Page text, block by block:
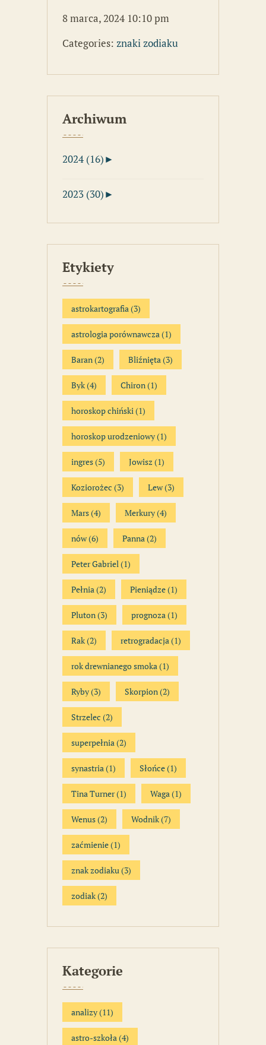
8 marca, 2024 10:10 pm
Categories: znaki zodiaku
Archiwum
►
2024 (16)
►
2023 (30)
Etykiety
astrokartografia(3)
astrologia porównawcza(1)
Baran(2) Bliźnięta(3)
Byk(4) Chiron(1)
horoskop chiński(1)
horoskop urodzeniowy(1)
ingres(5) Jowisz (1)
Koziorożec (3) Lew(3)
Mars(4) Merkury(4)
nów(6) Panna(2)
Peter Gabriel(1)
Pełnia(2) Pieniądze(1)
Pluton(3) prognoza(1)
Rak(2) retrogradacja(1)
rok drewnianego smoka(1)
Ryby(3) Skorpion(2)
Strzelec (2)
superpełnia(2)
synastria(1) Słońce(1)
Tina Turner(1) Waga(1)
Wenus(2) Wodnik(7)
zaćmienie(1)
znak zodiaku(3)
zodiak(2)
Kategorie
analizy(11)
astro-szkoła(4)